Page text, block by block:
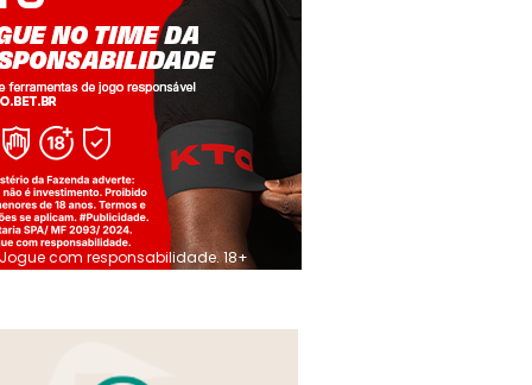
Jogue com responsabilidade. 18+